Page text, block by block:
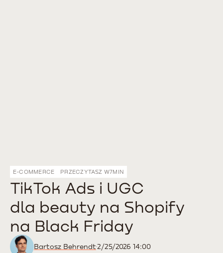
E-COMMERCE PRZECZYTASZ W7MIN
TikTok Ads i UGC
dla beauty na Shopify
na Black Friday
Bartosz Behrendt2/25/2026 14:00